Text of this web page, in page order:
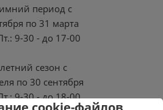
период с
по 31 марта
9-30 - до 17-00
сезон с
по 30 сентября
9-30 - до 18-00